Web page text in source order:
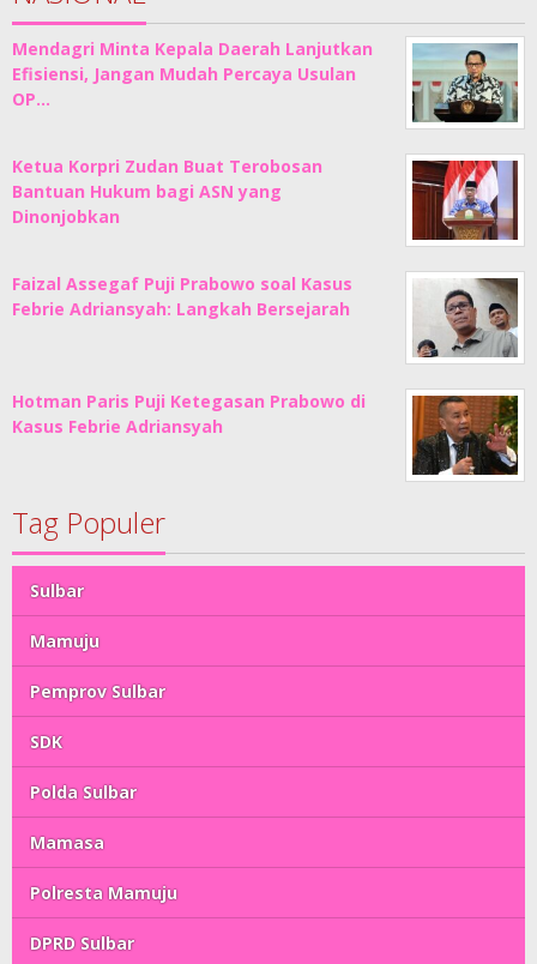
Mendagri Minta Kepala Daerah Lanjutkan
Efisiensi, Jangan Mudah Percaya Usulan
OP…
Ketua Korpri Zudan Buat Terobosan
Bantuan Hukum bagi ASN yang
Dinonjobkan
Faizal Assegaf Puji Prabowo soal Kasus
Febrie Adriansyah: Langkah Bersejarah
Hotman Paris Puji Ketegasan Prabowo di
Kasus Febrie Adriansyah
Tag Populer
Sulbar
Mamuju
Pemprov Sulbar
SDK
Polda Sulbar
Mamasa
Polresta Mamuju
DPRD Sulbar